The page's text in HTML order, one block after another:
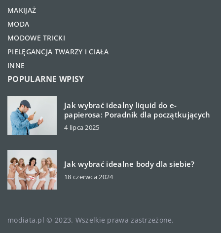
MAKIJAŻ
MODA
MODOWE TRICKI
PIELĘGANCJA TWARZY I CIAŁA
INNE
POPULARNE WPISY
Jak wybrać idealny liquid do e-
papierosa: Poradnik dla początkujących
4 lipca 2025
Jak wybrać idealne body dla siebie?
18 czerwca 2024
modiata.pl © 2023. Wszelkie prawa zastrzeżone.